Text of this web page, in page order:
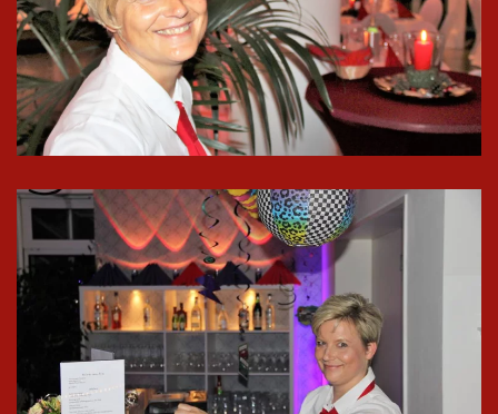
ansehen
In groß
ansehen